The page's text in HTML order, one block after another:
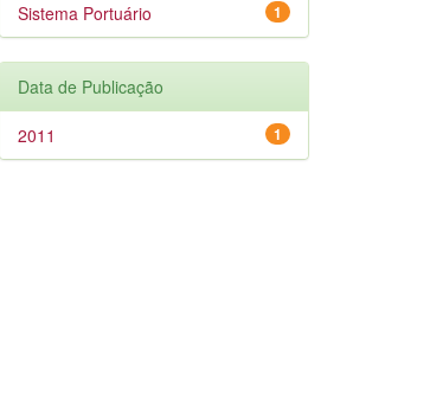
1
Sistema Portuário
Data de Publicação
1
2011